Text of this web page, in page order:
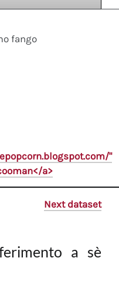
fango
"
a>
Next dataset
a sè